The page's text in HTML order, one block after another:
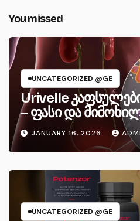
You missed
UNCATEGORIZED @GE
Urivelle
– ფასი და
JANUARY 16, 2026
UNCATEGORIZED @GE